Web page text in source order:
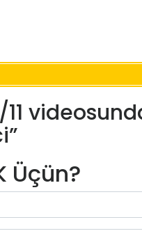
Üçün?